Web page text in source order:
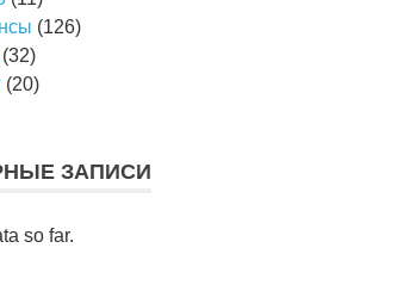
(126)
(32)
(20)
ЗАПИСИ
so far.